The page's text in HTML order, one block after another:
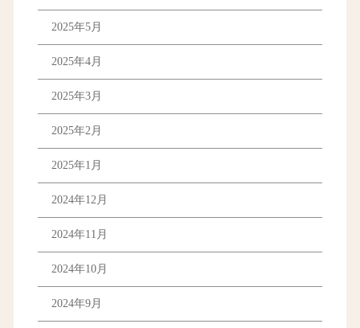
2025年5月
2025年4月
2025年3月
2025年2月
2025年1月
2024年12月
2024年11月
2024年10月
2024年9月